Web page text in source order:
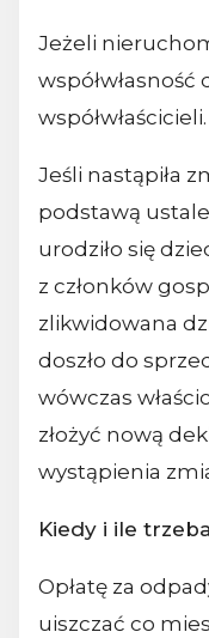
Jeżeli
współwłasność
współwłaścicieli.
Jeśli nastąpiła
podstawą
urodziło się
z członków
zlikwidowana
doszło do
wówczas
złożyć nową
wystąpienia
Kiedy i ile
Opłatę za
uiszczać co